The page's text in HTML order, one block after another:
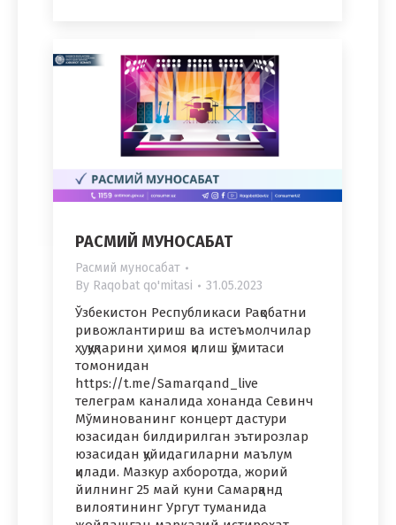
РАСМИЙ МУНОСАБАТ
Расмий муносабат
By Raqobat qo'mitasi 31.05.2023
Ўзбекистон Республикаси Рақобатни
ривожлантириш ва истеъмолчилар
ҳуқуқларини ҳимоя қилиш қўмитаси
томонидан
https://t.me/Samarqand_live
телеграм каналида хонанда Севинч
Мўминованинг концерт дастури
юзасидан билдирилган эътирозлар
юзасидан қуйидагиларни маълум
қилади. Мазкур ахборотда, жорий
йилнинг 25 май куни Самарқанд
вилоятининг Ургут туманида